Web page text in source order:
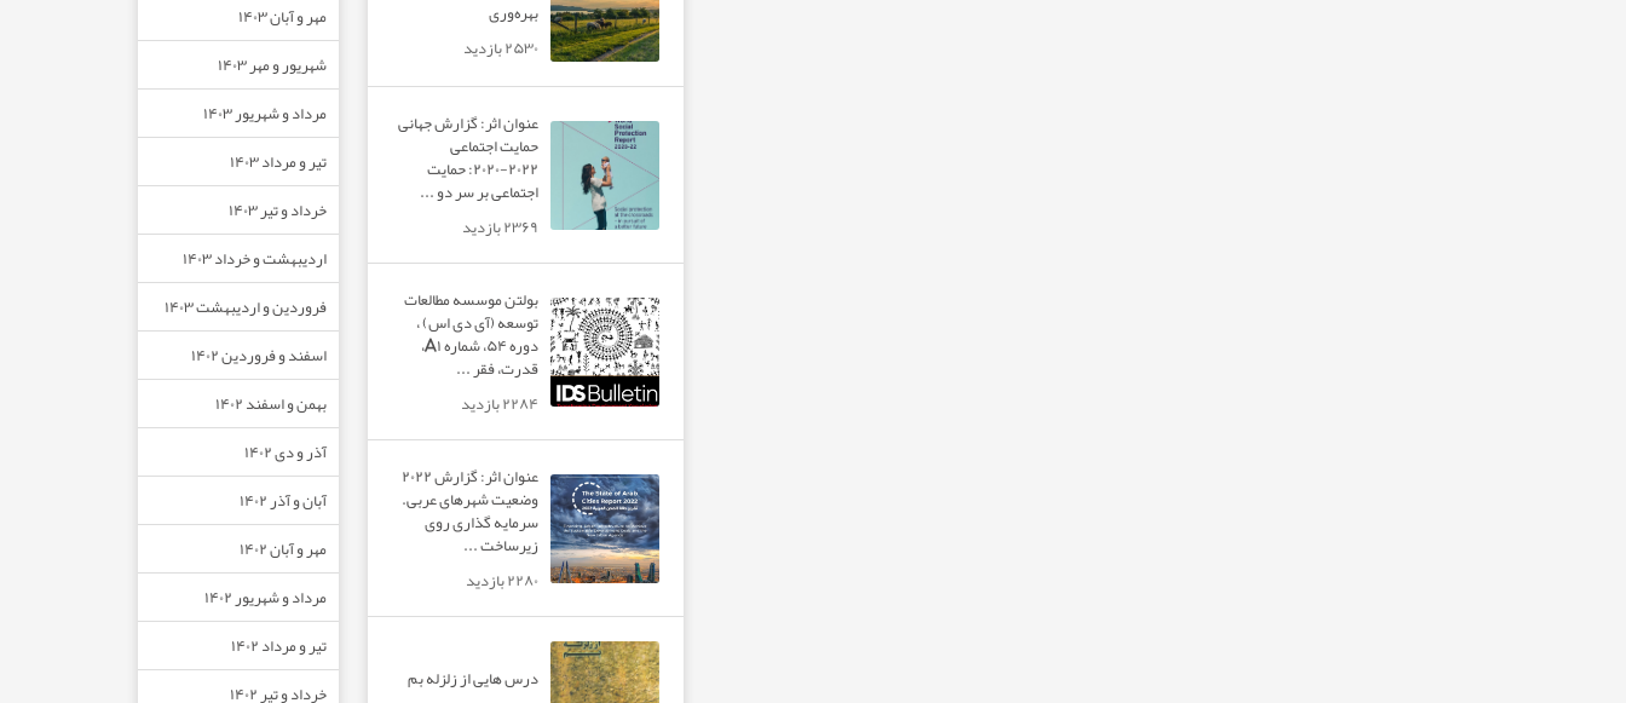
بهره‌وری
۲۵۳۰ بازدید
عنوان اثر: گزارش جهانی
حمایت اجتماعی
۲۰۲۲-۲۰۲۰: حمایت
اجتماعی بر سر دو ...
۲۳۶۹ بازدید
بولتن موسسه مطالعات
توسعه (آی دی اس) ،
دوره ۵۴، شماره A۱،
قدرت، فقر ...
۲۲۸۴ بازدید
عنوان اثر: گزارش ۲۰۲۲
وضعیت شهرهای عربی.
سرمایه گذاری روی
زیرساخت ...
۲۲۸۰ بازدید
درس هایی از زلزله بم
مهر و آبان ۱۴۰۳
شهریور و مهر ۱۴۰۳
مرداد و شهریور ۱۴۰۳
تیر و مرداد ۱۴۰۳
خرداد و تیر ۱۴۰۳
اردیبهشت و خرداد ۱۴۰۳
فروردین و اردیبهشت ۱۴۰۳
اسفند و فروردین ۱۴۰۲
بهمن و اسفند ۱۴۰۲
آذر و دی ۱۴۰۲
آبان و آذر ۱۴۰۲
مهر و آبان ۱۴۰۲
مرداد و شهریور ۱۴۰۲
تیر و مرداد ۱۴۰۲
خرداد و تیر ۱۴۰۲